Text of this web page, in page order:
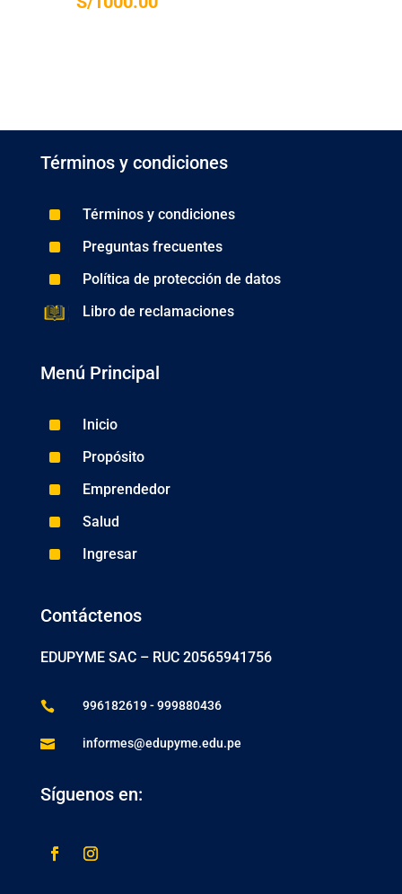
Términos y condiciones
^ Términos y condiciones
^ Preguntas frecuentes
^
Política de protección de datos
Libro de reclamaciones
Menú Principal
^ Inicio
^ Propósito
^ Emprendedor
^ Salud
^ Ingresar
Contáctenos
EDUPYME SAC – RUC 20565941756
 996182619 - 999880436
 informes@edupyme.edu.pe
Síguenos en: